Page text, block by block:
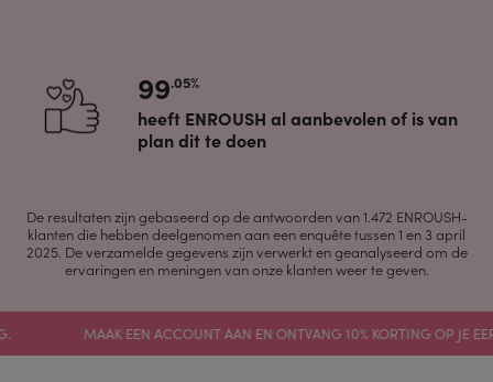
99.05%
heeft ENROUSH al aanbevolen of is van
plan dit te doen
De resultaten zijn gebaseerd op de antwoorden van 1.472 ENROUSH-
klanten die hebben deelgenomen aan een enquête tussen 1 en 3 april
2025. De verzamelde gegevens zijn verwerkt en geanalyseerd om de
ervaringen en meningen van onze klanten weer te geven.
MAAK EEN ACCOUNT AAN EN ONTVANG 10% KORTING OP JE EERSTE